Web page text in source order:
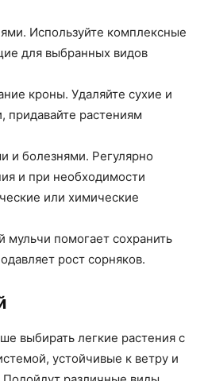
Используйте комплексные
для выбранных видов
кроны. Удаляйте сухие и
придавайте растениям
и болезнями. Регулярно
и при необходимости
или химические
мульчи помогает сохранить
рост сорняков.
выбирать легкие растения с
устойчивые к ветру и